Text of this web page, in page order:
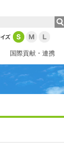
国際貢献・連携